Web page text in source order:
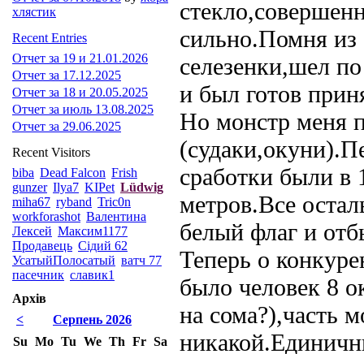
сильно.Помня из
селезенки,шел
и был готов
Но монстр меня
сработки были в
метров.Все
белый флаг и
Теперь о
было человек 8
на сома?),часть
хлястик
Recent Entries
Отчет за 19 и 21.01.2026
Отчет за 17.12.2025
Отчет за 18 и 20.05.2025
Отчет за июль 13.08.2025
Отчет за 29.06.2025
Recent Visitors
biba Dead Falcon Frish
gunzer Ilya7 KIPet Lüdwig
miha67 ryband Tric0n
workforashot Валентина
Лексей Максим1177
Продавець Сідий 62
УсатыйПолосатый ватч 77
пасечник славик1
Архів
<
Серпень 2026
Su Mo Tu We Th Fr Sa